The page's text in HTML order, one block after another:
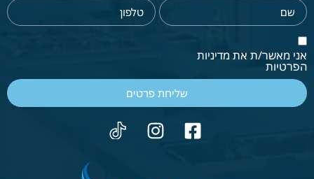
אני מאשר/ת את מדיניות
הפרטיות
שליחת פרטים